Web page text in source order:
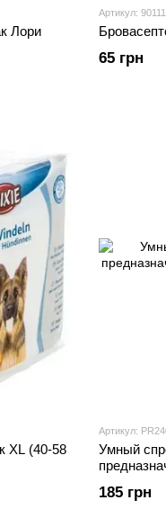
Лори
Артикул:
65 грн
XL (40-58
Артикул:
Умный
185 грн